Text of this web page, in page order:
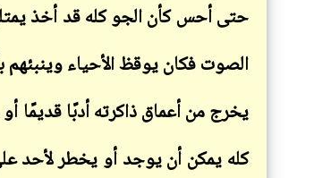
حتى أحس كأن الجو كله قد أخذ يمتلئ
الصوت فكان يوقظ الأحياء وينبئهم
يخرج من أعماق ذاكرته أدبًا قديمًا
كله يمكن أن يوجد أو يخطر لأحد